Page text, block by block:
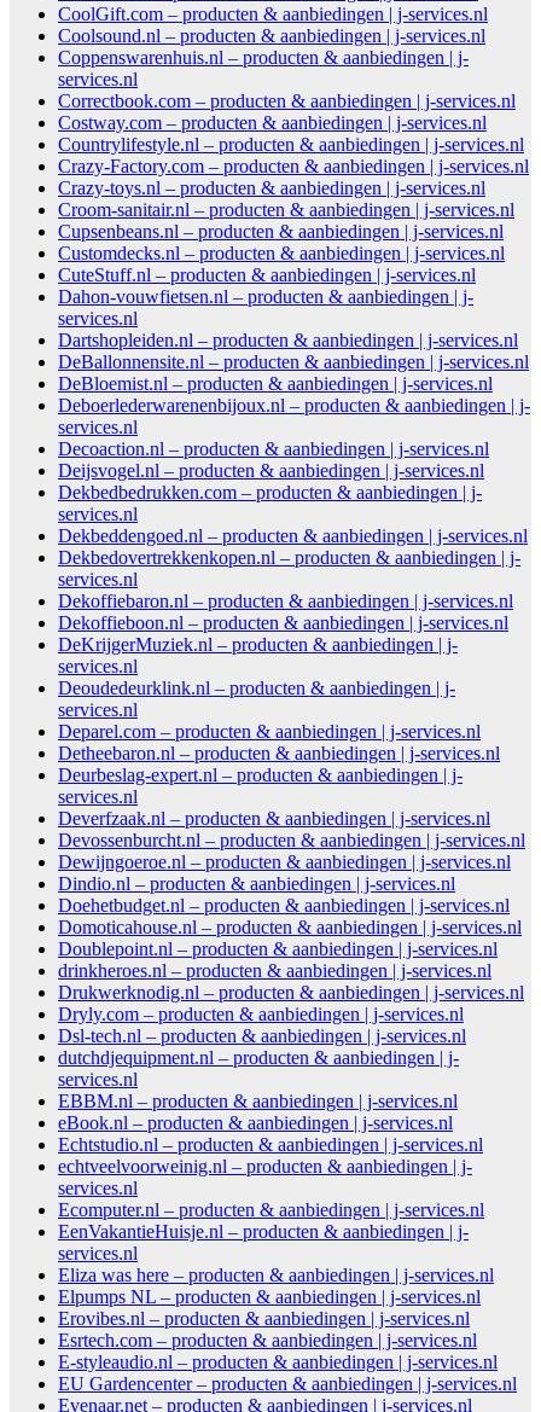
CoolGift.com – producten & aanbiedingen | j-services.nl
Coolsound.nl – producten & aanbiedingen | j-services.nl
Coppenswarenhuis.nl – producten & aanbiedingen | j-
services.nl
Correctbook.com – producten & aanbiedingen | j-services.nl
Costway.com – producten & aanbiedingen | j-services.nl
Countrylifestyle.nl – producten & aanbiedingen | j-services.nl
Crazy-Factory.com – producten & aanbiedingen | j-services.nl
Crazy-toys.nl – producten & aanbiedingen | j-services.nl
Croom-sanitair.nl – producten & aanbiedingen | j-services.nl
Cupsenbeans.nl – producten & aanbiedingen | j-services.nl
Customdecks.nl – producten & aanbiedingen | j-services.nl
CuteStuff.nl – producten & aanbiedingen | j-services.nl
Dahon-vouwfietsen.nl – producten & aanbiedingen | j-
services.nl
Dartshopleiden.nl – producten & aanbiedingen | j-services.nl
DeBallonnensite.nl – producten & aanbiedingen | j-services.nl
DeBloemist.nl – producten & aanbiedingen | j-services.nl
Deboerlederwarenenbijoux.nl – producten & aanbiedingen | j-
services.nl
Decoaction.nl – producten & aanbiedingen | j-services.nl
Deijsvogel.nl – producten & aanbiedingen | j-services.nl
Dekbedbedrukken.com – producten & aanbiedingen | j-
services.nl
Dekbeddengoed.nl – producten & aanbiedingen | j-services.nl
Dekbedovertrekkenkopen.nl – producten & aanbiedingen | j-
services.nl
Dekoffiebaron.nl – producten & aanbiedingen | j-services.nl
Dekoffieboon.nl – producten & aanbiedingen | j-services.nl
DeKrijgerMuziek.nl – producten & aanbiedingen | j-
services.nl
Deoudedeurklink.nl – producten & aanbiedingen | j-
services.nl
Deparel.com – producten & aanbiedingen | j-services.nl
Detheebaron.nl – producten & aanbiedingen | j-services.nl
Deurbeslag-expert.nl – producten & aanbiedingen | j-
services.nl
Deverfzaak.nl – producten & aanbiedingen | j-services.nl
Devossenburcht.nl – producten & aanbiedingen | j-services.nl
Dewijngoeroe.nl – producten & aanbiedingen | j-services.nl
Dindio.nl – producten & aanbiedingen | j-services.nl
Doehetbudget.nl – producten & aanbiedingen | j-services.nl
Domoticahouse.nl – producten & aanbiedingen | j-services.nl
Doublepoint.nl – producten & aanbiedingen | j-services.nl
drinkheroes.nl – producten & aanbiedingen | j-services.nl
Drukwerknodig.nl – producten & aanbiedingen | j-services.nl
Dryly.com – producten & aanbiedingen | j-services.nl
Dsl-tech.nl – producten & aanbiedingen | j-services.nl
dutchdjequipment.nl – producten & aanbiedingen | j-
services.nl
EBBM.nl – producten & aanbiedingen | j-services.nl
eBook.nl – producten & aanbiedingen | j-services.nl
Echtstudio.nl – producten & aanbiedingen | j-services.nl
echtveelvoorweinig.nl – producten & aanbiedingen | j-
services.nl
Ecomputer.nl – producten & aanbiedingen | j-services.nl
EenVakantieHuisje.nl – producten & aanbiedingen | j-
services.nl
Eliza was here – producten & aanbiedingen | j-services.nl
Elpumps NL – producten & aanbiedingen | j-services.nl
Erovibes.nl – producten & aanbiedingen | j-services.nl
Esrtech.com – producten & aanbiedingen | j-services.nl
E-styleaudio.nl – producten & aanbiedingen | j-services.nl
EU Gardencenter – producten & aanbiedingen | j-services.nl
Evenaar.net – producten & aanbiedingen | j-services.nl